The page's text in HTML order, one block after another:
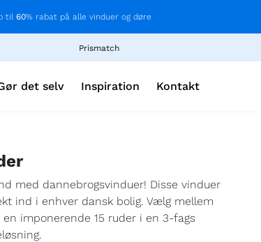
til 60% rabat på alle vinduer og døre
Prismatch
det selv Inspiration Kontakt
med dannebrogsvinduer! Disse vinduer
ind i enhver dansk bolig. Vælg mellem
imponerende 15 ruder i en 3-fags